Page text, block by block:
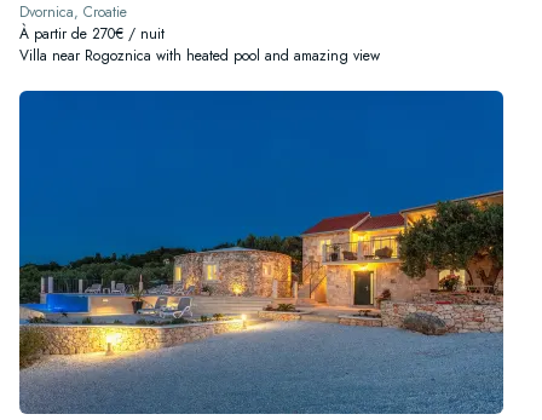
Dvornica, Croatie
À partir de 270€ / nuit
Villa near Rogoznica with heated pool and amazing view